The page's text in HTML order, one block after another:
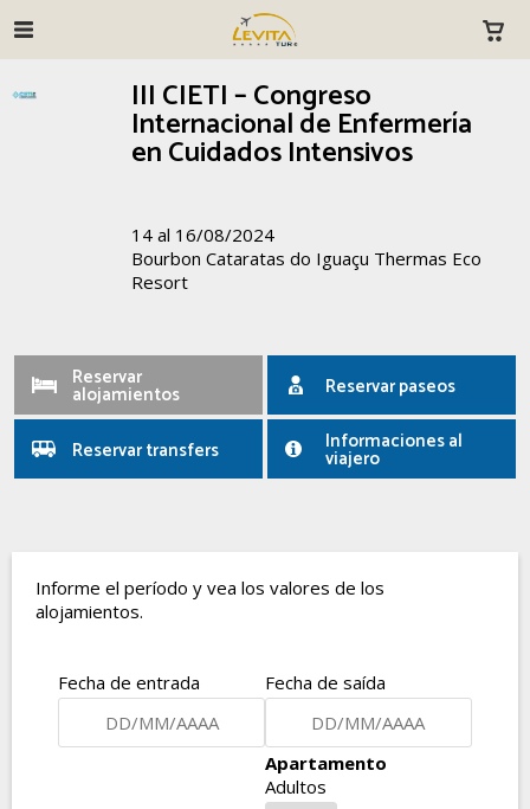
III CIETI – Congreso
Internacional de Enfermería
en Cuidados Intensivos
14 al 16/08/2024
Bourbon Cataratas do Iguaçu Thermas Eco
Resort
Reservar
alojamientos Reservar paseos
Reservar transfers Informaciones al
viajero
Informe el período y vea los valores de los
alojamientos.
Fecha de entrada Fecha de saída
Apartamento
Adultos